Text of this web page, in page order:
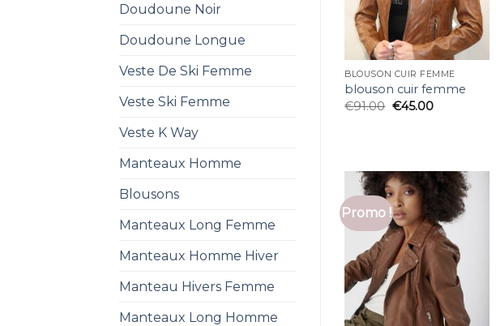
Doudoune Noir
Doudoune Longue
Veste De Ski Femme
Veste Ski Femme
Veste K Way
Manteaux Homme
Blousons
Manteaux Long Femme
Manteaux Homme Hiver
Manteau Hivers Femme
Manteaux Long Homme
BLOUSON CUIR FEMME
blouson cuir femme
€91.00 €45.00
Promo !